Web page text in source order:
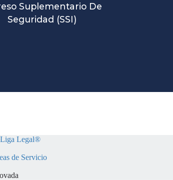
Suplementario De
Seguridad (SSI)
Liga Legal®
de Servicio